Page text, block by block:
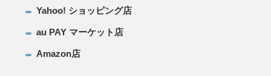
Yahoo! ショッピング店
au PAY マーケット店
Amazon店